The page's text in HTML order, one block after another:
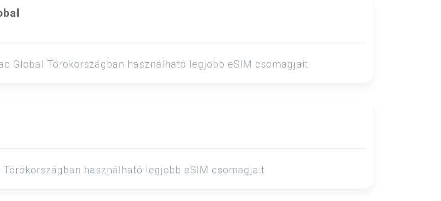
Global Törökországban használható legjobb eSIM csomagjait
használható legjobb eSIM csomagjait